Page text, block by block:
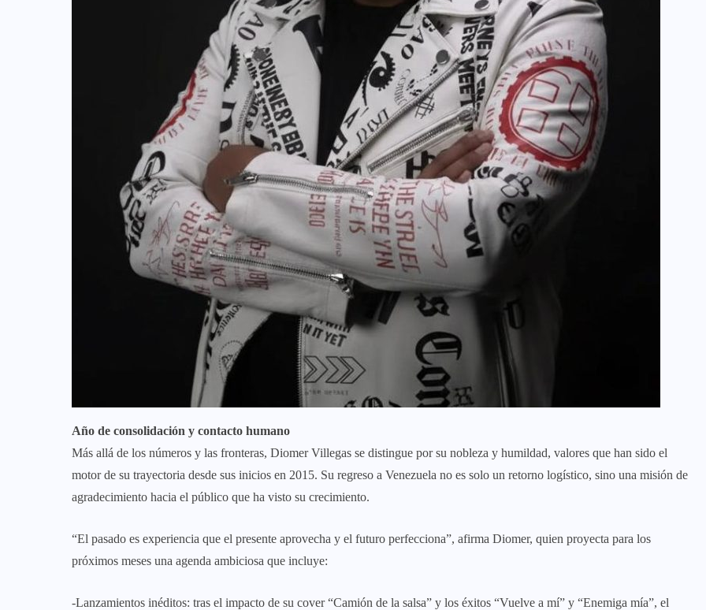
Año de consolidación y contacto humano
Más allá de los números y las fronteras, Diomer Villegas se distingue por su nobleza y humildad, valores que han sido el
motor de su trayectoria desde sus inicios en 2015. Su regreso a Venezuela no es solo un retorno logístico, sino una misión de
agradecimiento hacia el público que ha visto su crecimiento.
“El pasado es experiencia que el presente aprovecha y el futuro perfecciona”, afirma Diomer, quien proyecta para los
próximos meses una agenda ambiciosa que incluye:
-Lanzamientos inéditos: tras el impacto de su cover “Camión de la salsa” y los éxitos “Vuelve a mí” y “Enemiga mía”, el